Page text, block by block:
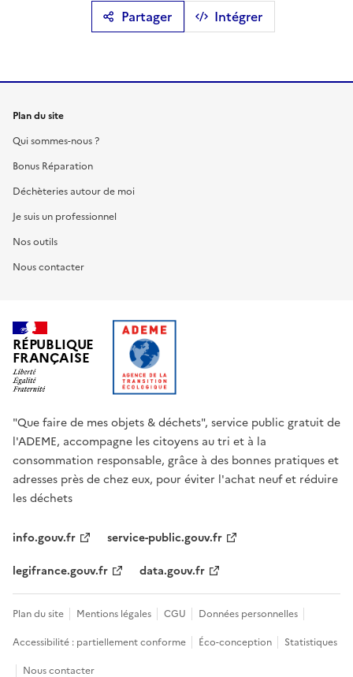
Partager Intégrer
Plan du site
Qui sommes-nous ?
Bonus Réparation
Déchèteries autour de moi
Je suis un professionnel
Nos outils
Nous contacter
RÉPUBLIQUE
FRANÇAISE
"Que faire de mes objets & déchets", service public gratuit de
l'ADEME, accompagne les citoyens au tri et à la
consommation responsable, grâce à des bonnes pratiques et
adresses près de chez eux, pour éviter l'achat neuf et réduire
les déchets
info.gouv.fr
service-public.gouv.fr
legifrance.gouv.fr
data.gouv.fr
Plan du site Mentions légales CGU
Données personnelles
Accessibilité : partiellement conforme
Éco-conception
Statistiques
Nous contacter